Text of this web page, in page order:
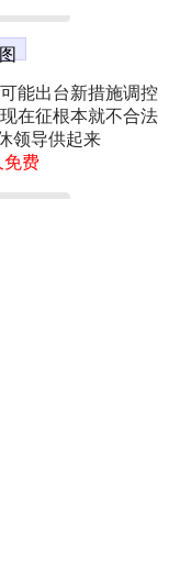
能出台新措施调控
在征根本就不合法
领导供起来
免费